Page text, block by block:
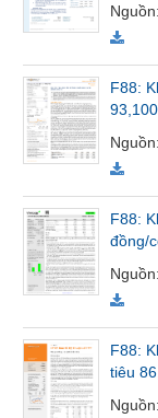
Nguồn
F88:
Nguồn
F88:
đồng/
Nguồn
F88:
tiêu
Nguồn
đạo
(-)
Tất cả
Tin
tức
(-)
Bài
viết
của
tác
giả
(-)